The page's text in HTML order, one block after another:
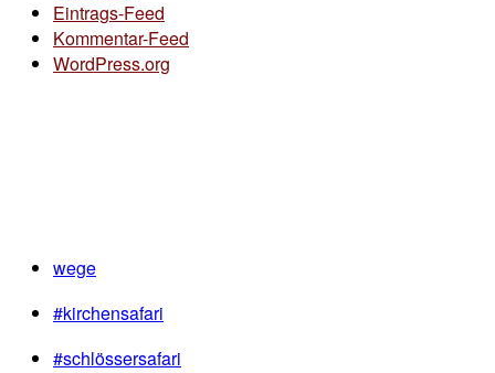
Eintrags-Feed
Kommentar-Feed
WordPress.org
wege
#kirchensafari
#schlössersafari